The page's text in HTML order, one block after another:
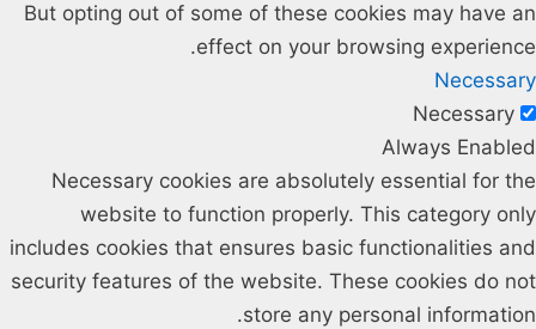
But opting out of some of these cookies may have an
effect on your browsing experience.
Necessary
Necessary
Always Enabled
Necessary cookies are absolutely essential for the
website to function properly. This category only
includes cookies that ensures basic functionalities and
security features of the website. These cookies do not
store any personal information.